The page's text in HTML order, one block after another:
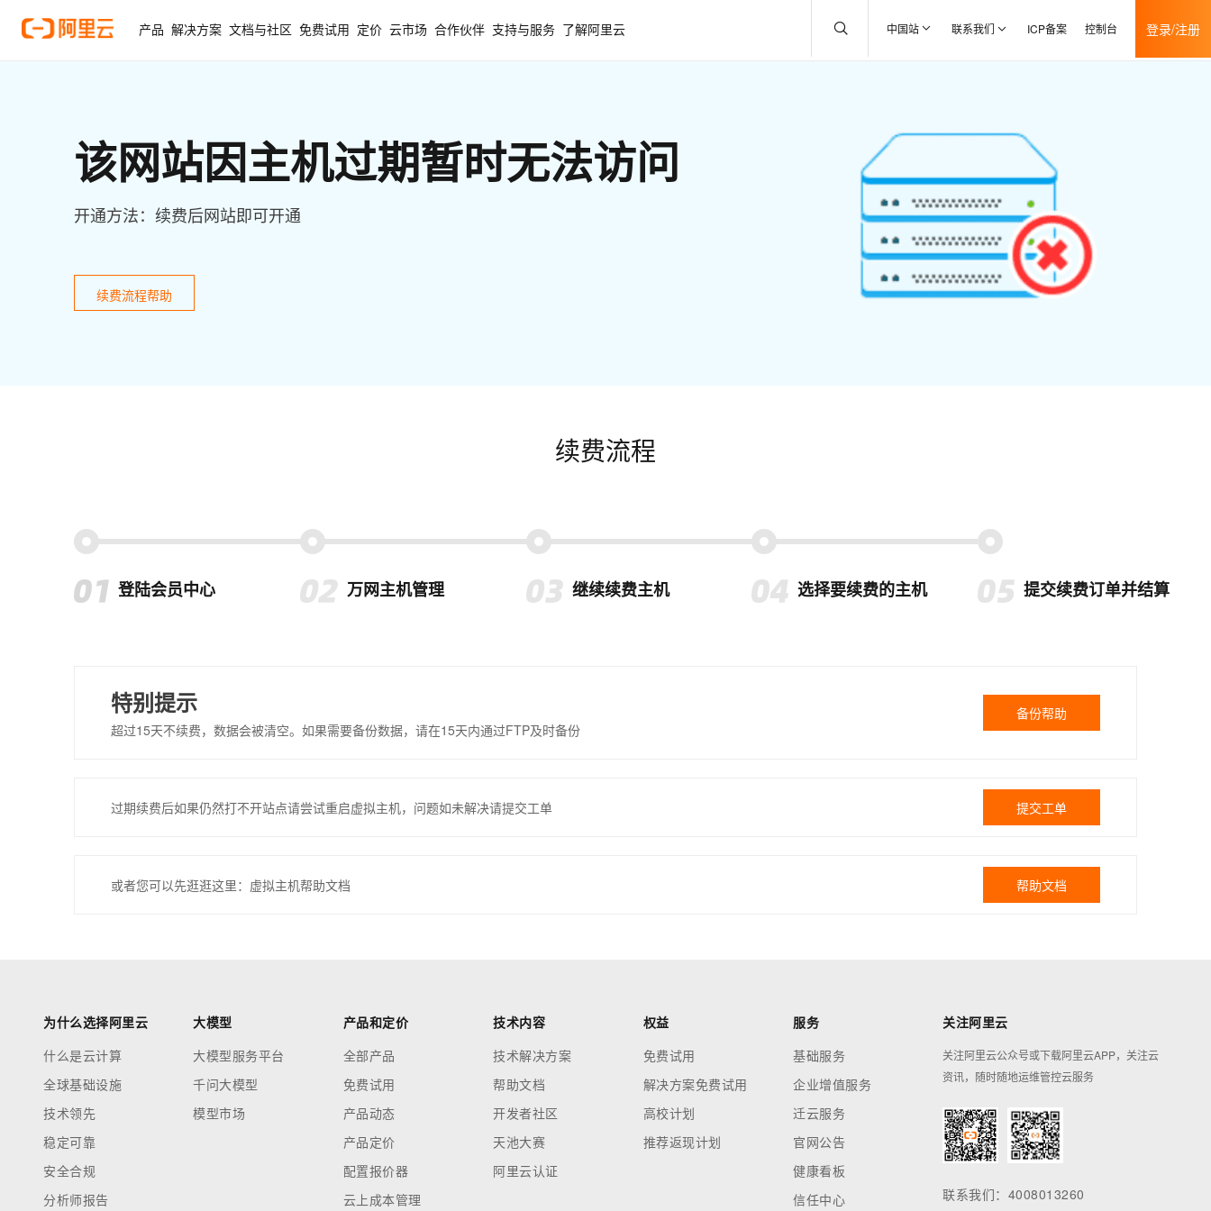
产品 解决方案 文档与社区 免费试用 定价 云市场 合作伙伴 支持与服务 了解阿里云 中国站 联系我们 ICP备案 控制台 登录/注册
该网站因主机过期暂时无法访问
开通方法：续费后网站即可开通
续费流程帮助
续费流程
登陆会员中心 万网主机管理 继续续费主机 选择要续费的主机 提交续费订单并结算
特别提示
超过15天不续费，数据会被清空。如果需要备份数据，请在15天内通过FTP及时备份
备份帮助
过期续费后如果仍然打不开站点请尝试重启虚拟主机，问题如未解决请提交工单 提交工单
或者您可以先逛逛这里：虚拟主机帮助文档 帮助文档